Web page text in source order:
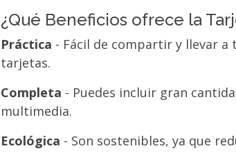
¿Qué Beneficios ofrece la
Práctica - Fácil de compartir y llevar a
tarjetas.
Completa - Puedes incluir gran
multimedia.
Ecológica - Son sostenibles, ya que